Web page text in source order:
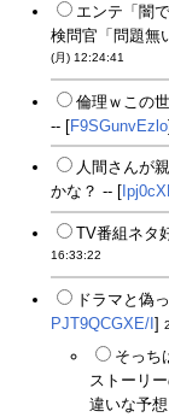
エンテ「闇
検問官「問題無
(月) 12:24:41
倫理ｗこの
-- [F9SGunvEzlo
人間さんが
かな？ -- [
TV番組ネタ
16:33:22
ドラマと偽
PJT9QCGXE/I]
そっち
ストーリ
違いな予